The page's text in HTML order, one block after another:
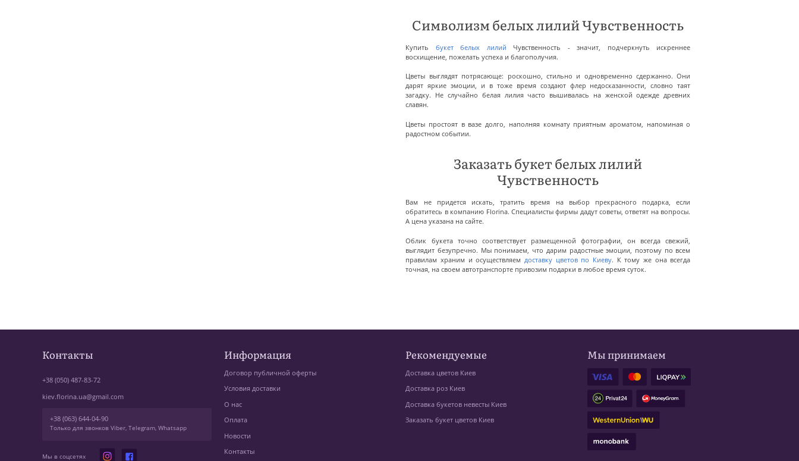
Символизм белых лилий Чувственность
Купить букет белых лилий Чувственность - значит, подчеркнуть искреннее
восхищение, пожелать успеха и благополучия.
Цветы выглядят потрясающе: роскошно, стильно и одновременно сдержанно. Они
дарят яркие эмоции, и в тоже время создают флер недосказанности, словно таят
загадку. Не случайно белая лилия часто вышивалась на женской одежде древних
славян.
Цветы простоят в вазе долго, наполняя комнату приятным ароматом, напоминая о
радостном событии.
Заказать букет белых лилий
Чувственность
Вам не придется искать, тратить время на выбор прекрасного подарка, если
обратитесь в компанию Florina. Специалисты фирмы дадут советы, ответят на вопросы.
А цена указана на сайте.
Облик букета точно соответствует размещенной фотографии, он всегда свежий,
выглядит безупречно. Мы понимаем, что дарим радостные эмоции, поэтому по всем
правилам храним и осуществляем доставку цветов по Киеву. К тому же она всегда
точная, на своем автотранспорте привозим подарки в любое время суток.
Контакты
+38 (050) 487-83-72
kiev.florina.ua@gmail.com
+38 (063) 644-04-90
Только для звонков Viber, Telegram, Whatsapp
Мы в соцсетях
Информация
Договор публичной оферты
Условия доставки
О нас
Оплата
Новости
Контакты
Рекомендуемые
Доставка цветов Киев
Доставка роз Киев
Доставка букетов невесты Киев
Заказать букет цветов Киев
Мы принимаем